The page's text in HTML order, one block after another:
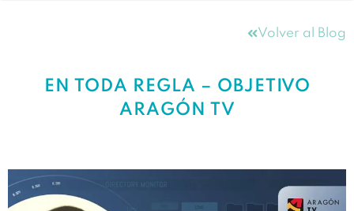
Volver al Blog
EN TODA REGLA – OBJETIVO
ARAGÓN TV